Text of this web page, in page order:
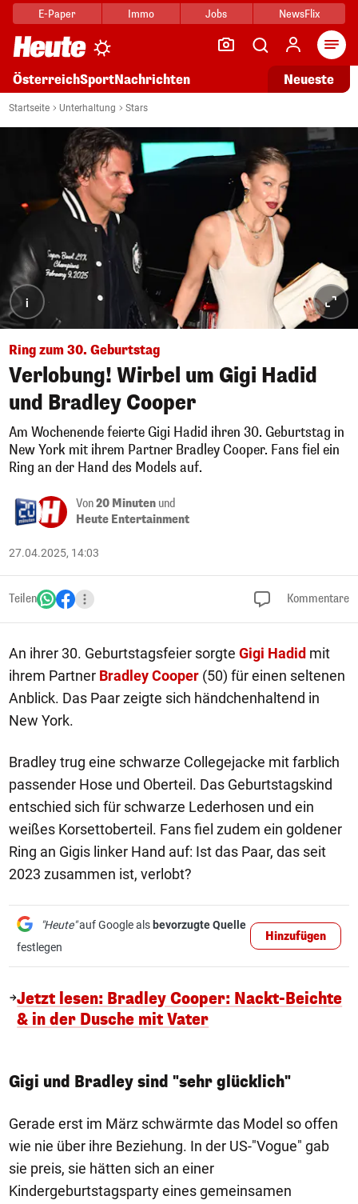
E-Paper Immo Jobs NewsFlix
ÖsterreichSportNachrichten Neueste
Startseite Unterhaltung Stars
i
Ring zum 30. Geburtstag
Verlobung! Wirbel um Gigi Hadid
und Bradley Cooper
Am Wochenende feierte Gigi Hadid ihren 30. Geburtstag in
New York mit ihrem Partner Bradley Cooper. Fans fiel ein
Ring an der Hand des Models auf.
Von20 Minuten und
Heute Entertainment
27.04.2025, 14:03
Teilen Kommentare
An ihrer 30. Geburtstagsfeier sorgte Gigi Hadid mit
ihrem Partner Bradley Cooper (50) für einen seltenen
Anblick. Das Paar zeigte sich händchenhaltend in
New York.
Bradley trug eine schwarze Collegejacke mit farblich
passender Hose und Oberteil. Das Geburtstagskind
entschied sich für schwarze Lederhosen und ein
weißes Korsettoberteil. Fans fiel zudem ein goldener
Ring an Gigis linker Hand auf: Ist das Paar, das seit
2023 zusammen ist, verlobt?
"Heute"auf Google als bevorzugte Quelle
festlegen
Hinzufügen
Jetzt lesen: Bradley Cooper: Nackt-Beichte
& in der Dusche mit Vater
Gigi und Bradley sind "sehr glücklich"
Gerade erst im März schwärmte das Model so offen
wie nie über ihre Beziehung. In der US-"Vogue" gab
sie preis, sie hätten sich an einer
Kindergeburtstagsparty eines gemeinsamen